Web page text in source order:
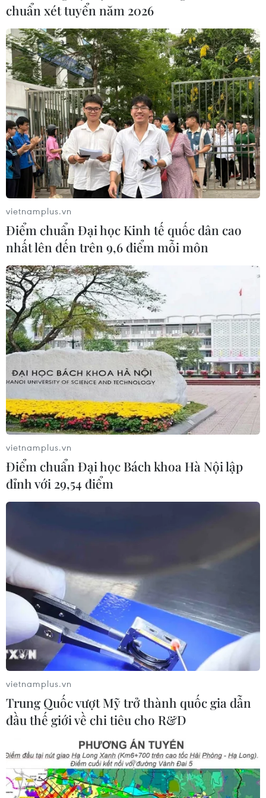
giáo dục pháp luật; nâng cao tính khả thi của
quy hoạch khoáng sản; nâng cao chất lượng
thẩm định hồ sơ cấp phép hoạt động khoáng
sản; tăng cường công tác quản trị tài nguyên
khoáng sản của các tổ chức, cá nhân khai thác
khoáng sản…
Cùng với đó, các Bộ, ngành và địa phương cũng
phải nâng cao tính khả thi của quy hoạch
khoáng sản, trong đó khẩn trương rà soát nội
dung các quy hoạch đã phê duyệt theo quy định
của Luật Khoáng sản năm 2005 để bổ sung, điều
của Luật./.
Hùng Võ (Vietnam+)
#Khoáng sản #Cấp phép
#Môi trường
Anh
Theo dõi VietnamPlus
TIN CÙNG CHUYÊN MỤC
Từ 10-11/8, Bắc Bộ và Trung Bộ có
nơi nắng nóng gay gắt trên 37 độ C
09/08/2026 07:57
Cháy rừng nghiêm trọng tại Canada,
cảnh báo lũ quét ở Đông Nam nước
chuẩn xét tuyển năm 2026
vietnamplus.vn
Điểm chuẩn Đại học Kinh tế quốc dân cao
nhất lên đến trên 9,6 điểm mỗi môn
vietnamplus.vn
Điểm chuẩn Đại học Bách khoa Hà Nội lập
đỉnh với 29,54 điểm
vietnamplus.vn
Trung Quốc vượt Mỹ trở thành quốc gia dẫn
đầu thế giới về chi tiêu cho R&D